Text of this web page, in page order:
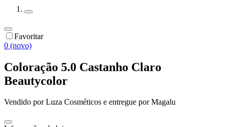
Favoritar
0 (novo)
Coloração 5.0 Castanho Claro
Beautycolor
Vendido porLuza Cosméticos e entregue por Magalu